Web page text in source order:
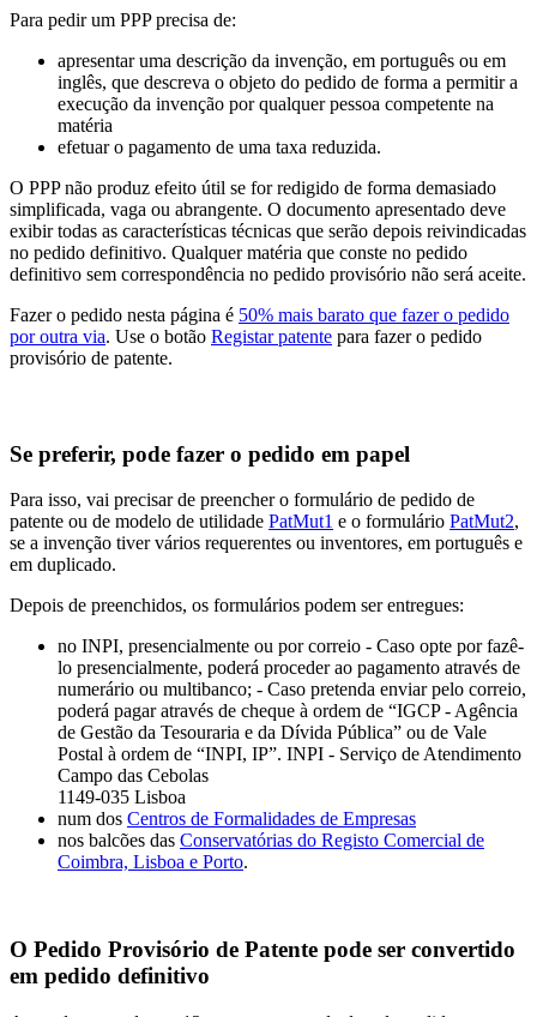
Para pedir um PPP precisa de:
apresentar uma descrição da invenção, em português ou em
inglês, que descreva o objeto do pedido de forma a permitir a
execução da invenção por qualquer pessoa competente na
matéria
efetuar o pagamento de uma taxa reduzida.
O PPP não produz efeito útil se for redigido de forma demasiado
simplificada, vaga ou abrangente. O documento apresentado deve
exibir todas as características técnicas que serão depois reivindicadas
no pedido definitivo. Qualquer matéria que conste no pedido
definitivo sem correspondência no pedido provisório não será aceite.
Fazer o pedido nesta página é 50% mais barato que fazer o pedido
por outra via. Use o botão Registar patente para fazer o pedido
provisório de patente.
Se preferir, pode fazer o pedido em papel
Para isso, vai precisar de preencher o formulário de pedido de
patente ou de modelo de utilidade PatMut1 e o formulário PatMut2,
se a invenção tiver vários requerentes ou inventores, em português e
em duplicado.
Depois de preenchidos, os formulários podem ser entregues:
no INPI, presencialmente ou por correio - Caso opte por fazê-
lo presencialmente, poderá proceder ao pagamento através de
numerário ou multibanco; - Caso pretenda enviar pelo correio,
poderá pagar através de cheque à ordem de “IGCP - Agência
de Gestão da Tesouraria e da Dívida Pública” ou de Vale
Postal à ordem de “INPI, IP”. INPI - Serviço de Atendimento
Campo das Cebolas
1149-035 Lisboa
num dos Centros de Formalidades de Empresas
nos balcões das Conservatórias do Registo Comercial de
Coimbra, Lisboa e Porto.
O Pedido Provisório de Patente pode ser convertido
em pedido definitivo